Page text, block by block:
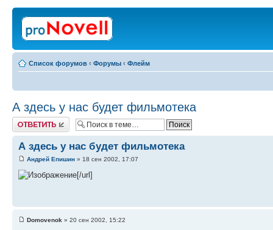
Список форумов ‹ Форумы ‹ Флейм
А здесь у нас будет фильмотека
Ответить
А здесь у нас будет фильмотека
Андрей Епишин » 18 сен 2002, 17:07
[/url]
Domovenok » 20 сен 2002, 15:22